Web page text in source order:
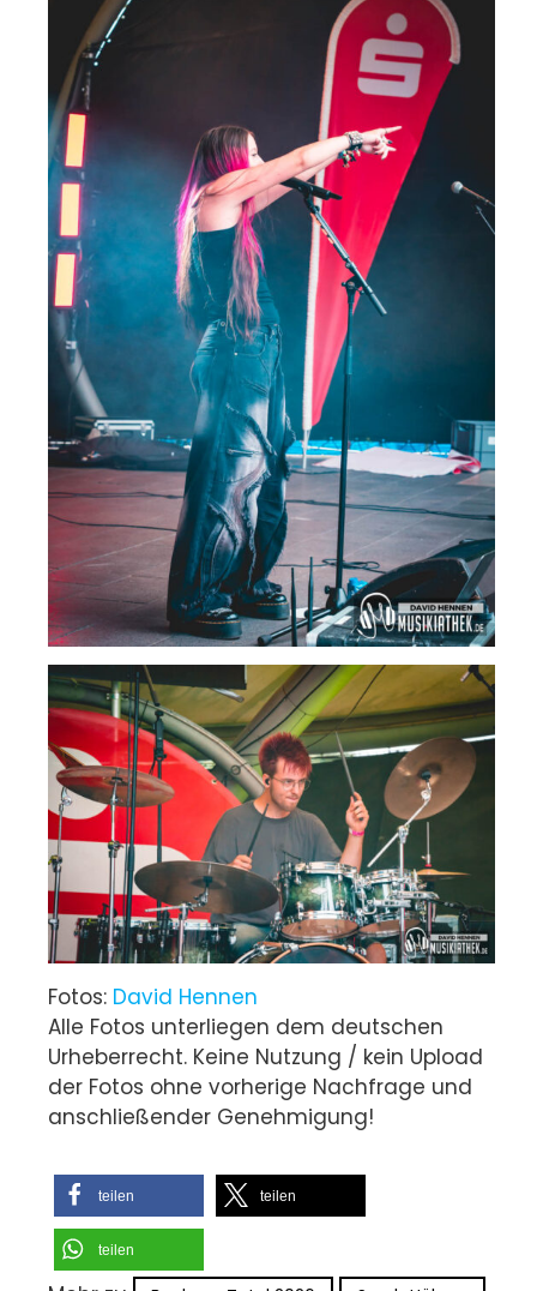
Fotos: David Hennen
Alle Fotos unterliegen dem deutschen
Urheberrecht. Keine Nutzung / kein Upload
der Fotos ohne vorherige Nachfrage und
anschließender Genehmigung!
teilen teilen
teilen